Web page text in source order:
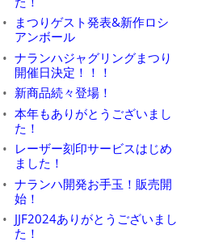
まつりゲスト発表&新作ロシ
アンボール
ナランハジャグリングまつり
開催日決定！！！
新商品続々登場！
本年もありがとうございまし
た！
レーザー刻印サービスはじめ
ました！
ナランハ開発お手玉！販売開
始！
JJF2024ありがとうございまし
た！